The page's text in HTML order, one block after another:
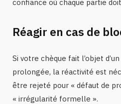
confiance où chaque partie
Réagir en cas de
Si votre chèque fait l’objet
prolongée, la réactivité est
être rejeté pour « défaut de
« irrégularité formelle ».